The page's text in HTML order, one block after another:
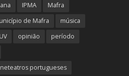
IPMA
Mafra
de Mafra
música
opinião
período
portugueses